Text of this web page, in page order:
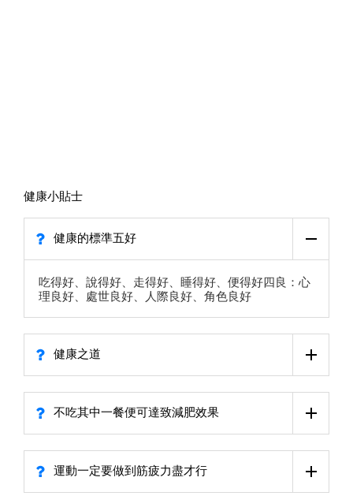
健康小貼士
健康的標準五好
吃得好、說得好、走得好、睡得好、便得好四良：心
理良好、處世良好、人際良好、角色良好
健康之道
不吃其中一餐便可達致減肥效果
運動一定要做到筋疲力盡才行